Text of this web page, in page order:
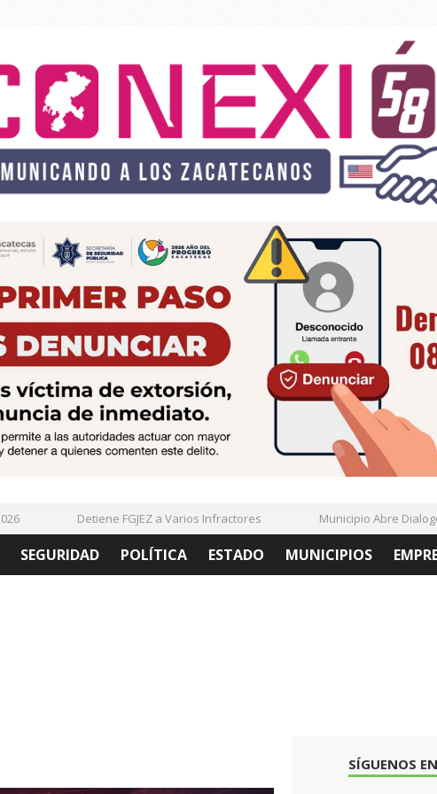
Detiene FGJEZ a Varios Infractores Municipio Abre Dialogo
SEGURIDAD POLÍTICA ESTADO MUNICIPIOS
SÍGUENOS